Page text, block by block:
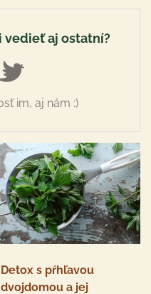
vedieť aj ostatní?
im, aj nám :)
Detox s pŕhľavou
dvojdomou a jej